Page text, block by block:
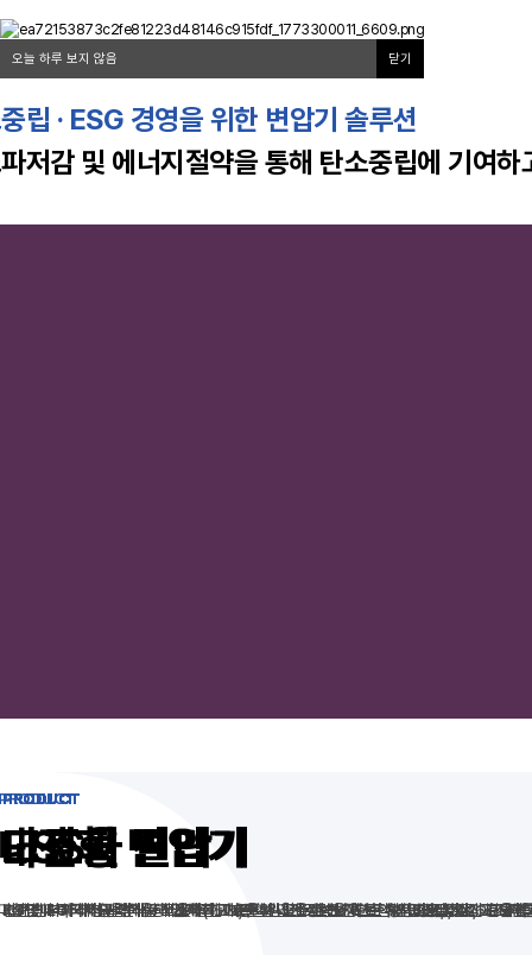
오늘 하루 보지 않음 닫기
립 · ESG 경영을 위한 변압기 솔루션
저감 및 에너지절약을 통해 탄소중립에 기여하
진형 변압기
찰댐퍼 특허기술을 적용해업계 최고 수준의 내진 성능을 확보한 변압기로,지진 규모
PRODUCT
고효율 변압기
KS 및 IEC 국제 규격에 따라 제작된 고효율 변압기로에너지 절약과 운영비 절감에 기여
PRODUCT
고조파 필터
비선형 부하에서 발생하는 고조파(THD)를 실시간으로 보정하는능동형 필터로,고조파
PRODUCT
고조파 진단
전문 인력과 최첨단 분석 장비를 통한 차별화된 고조파 진단으로유지비용 절감과효율적
PRODUCT
ESS
그래핀 커패시터 배터리를 적용해 화재·폭발 위험을 원천 차단한 제품으로,2026년 4분